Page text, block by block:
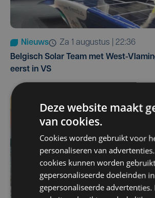
Nieuws
za 1 augustus | 22:36
Belgisch Solar Team met West-
eerst in VS
Deze website maakt
van cookies.
Cookies worden gebruikt voor
personaliseren van
cookies kunnen worden
gepersonaliseerde doeleinden
gepersonaliseerde advertenties.